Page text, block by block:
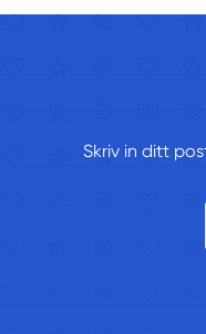
Skriv in ditt